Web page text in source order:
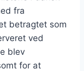
fra
betragtet som
ved
blev
for at